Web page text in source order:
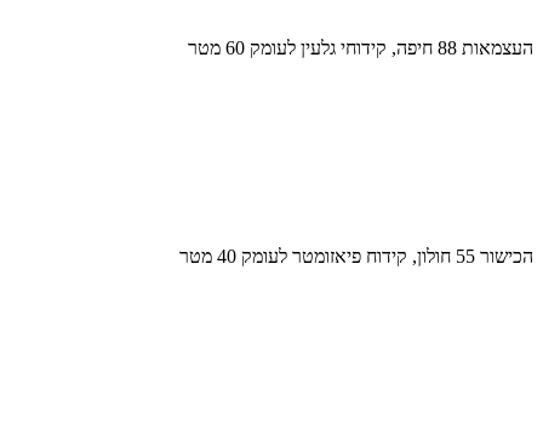
העצמאות 88 חיפה, קידוחי גלעין לעומק 60 מטר
הכישור 55 חולון, קידוח פיאזומטר לעומק 40 מטר